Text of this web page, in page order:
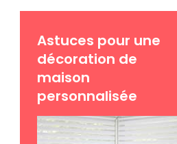
Astuces pour une
décoration de
maison
personnalisée